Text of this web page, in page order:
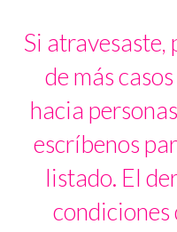
Si atravesaste,
de más
hacia
escríbenos
listado. El
condiciones